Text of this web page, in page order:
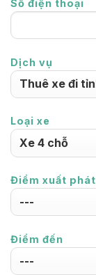
Số điện thoại
Dịch vụ
Loại xe
Điểm xuất phát
Điểm đến